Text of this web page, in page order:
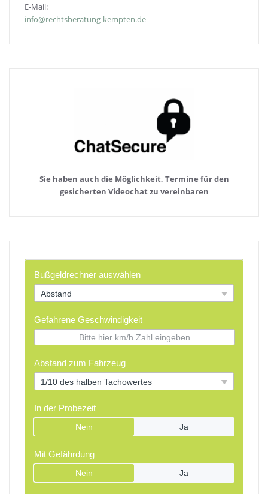
E-Mail:
info@rechtsberatung-kempten.de
Sie haben auch die Möglichkeit, Termine für den
gesicherten Videochat zu vereinbaren